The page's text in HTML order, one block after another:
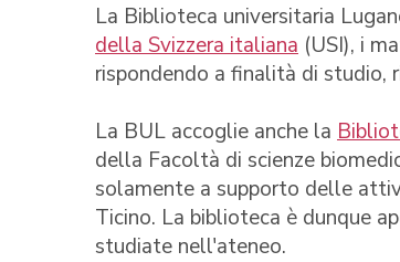
La Biblioteca universitaria
della Svizzera italiana (USI), i
rispondendo a finalità di studio,
La BUL accoglie anche la
della Facoltà di scienze
solamente a supporto delle
Ticino. La biblioteca è dunque
studiate nell'ateneo.